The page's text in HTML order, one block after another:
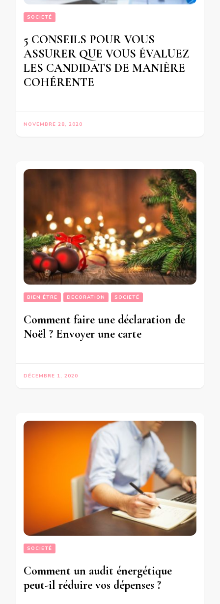
SOCIETÉ
5 CONSEILS POUR VOUS
ASSURER QUE VOUS ÉVALUEZ
LES CANDIDATS DE MANIÈRE
COHÉRENTE
NOVEMBRE 28, 2020
BIEN ÉTRE DECORATION SOCIETÉ
Comment faire une déclaration de
Noël ? Envoyer une carte
DÉCEMBRE 1, 2020
SOCIETÉ
Comment un audit énergétique
peut-il réduire vos dépenses ?